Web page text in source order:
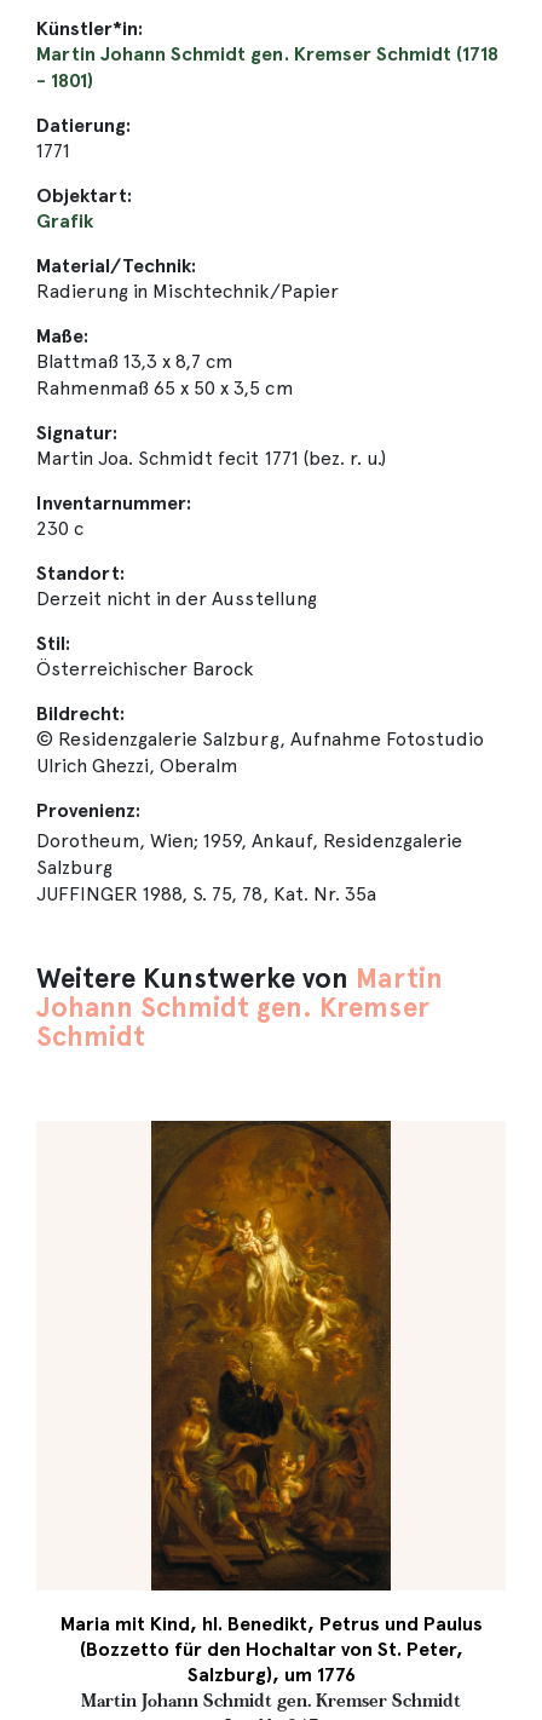
Künstler*in:
Martin Johann Schmidt gen. Kremser Schmidt (1718
- 1801)
Datierung:
1771
Objektart:
Grafik
Material/Technik:
Radierung in Mischtechnik/Papier
Maße:
Blattmaß 13,3 x 8,7 cm
Rahmenmaß 65 x 50 x 3,5 cm
Signatur:
Martin Joa. Schmidt fecit 1771 (bez. r. u.)
Inventarnummer:
230 c
Standort:
Derzeit nicht in der Ausstellung
Stil:
Österreichischer Barock
Bildrecht:
© Residenzgalerie Salzburg, Aufnahme Fotostudio
Ulrich Ghezzi, Oberalm
Provenienz:
Dorotheum, Wien; 1959, Ankauf, Residenzgalerie
Salzburg
JUFFINGER 1988, S. 75, 78, Kat. Nr. 35a
Weitere Kunstwerke von Martin
Johann Schmidt gen. Kremser
Schmidt
Maria mit Kind, hl. Benedikt, Petrus und Paulus
(Bozzetto für den Hochaltar von St. Peter,
Salzburg), um 1776
Martin Johann Schmidt gen. Kremser Schmidt